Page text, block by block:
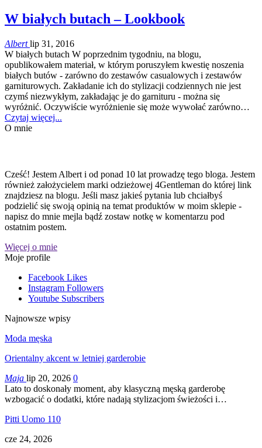
W białych butach – Lookbook
Albertlip 31, 2016
W białych butach W poprzednim tygodniu, na blogu,
opublikowałem materiał, w którym poruszyłem kwestię noszenia
białych butów - zarówno do zestawów casualowych i zestawów
garniturowych. Zakładanie ich do stylizacji codziennych nie jest
czymś niezwykłym, zakładając je do garnituru - można się
wyróżnić. Oczywiście wyróżnienie się może wywołać zarówno…
Czytaj więcej...
O mnie
Cześć! Jestem Albert i od ponad 10 lat prowadzę tego bloga. Jestem
również założycielem marki odzieżowej 4Gentleman do której link
znajdziesz na blogu. Jeśli masz jakieś pytania lub chciałbyś
podzielić się swoją opinią na temat produktów w moim sklepie -
napisz do mnie mejla bądź zostaw notkę w komentarzu pod
ostatnim postem.
Więcej o mnie
Moje profile
Facebook Likes
Instagram Followers
Youtube Subscribers
Najnowsze wpisy
Moda męska
Orientalny akcent w letniej garderobie
Maja lip 20, 2026 0
Lato to doskonały moment, aby klasyczną męską garderobę
wzbogacić o dodatki, które nadają stylizacjom świeżości i…
Pitti Uomo 110
cze 24, 2026